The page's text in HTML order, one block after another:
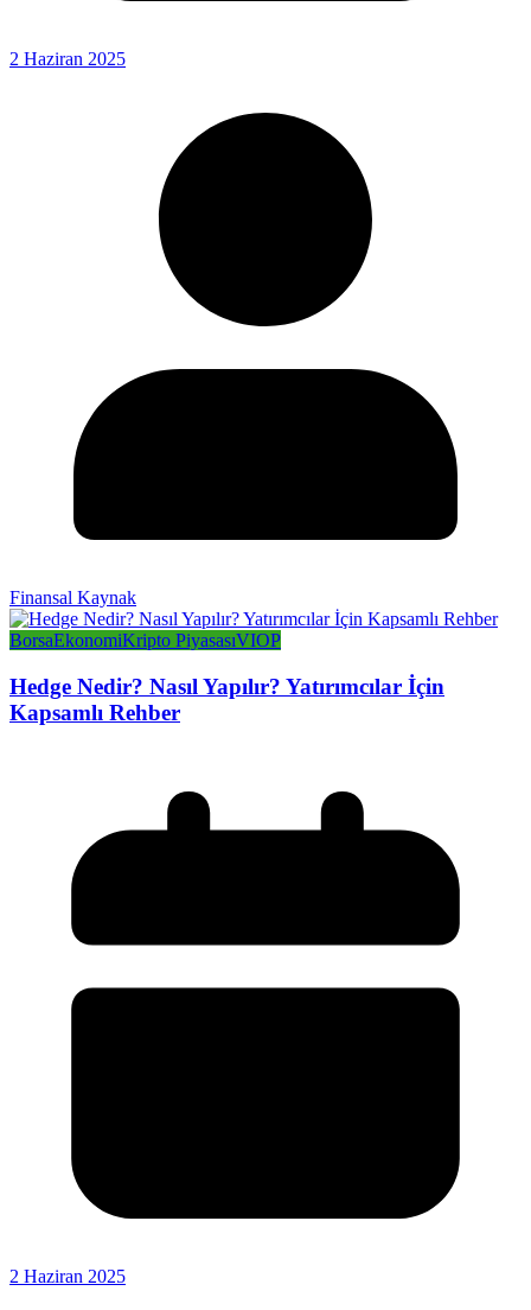
2 Haziran 2025
Finansal Kaynak
BorsaEkonomiKripto PiyasasıVIOP
Hedge Nedir? Nasıl Yapılır? Yatırımcılar İçin
Kapsamlı Rehber
2 Haziran 2025